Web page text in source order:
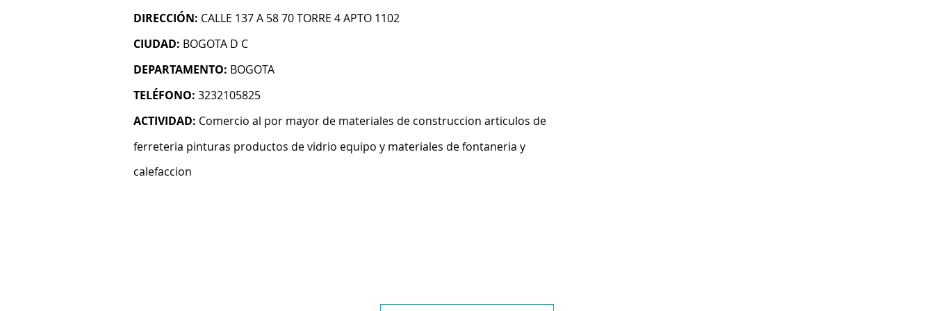
DIRECCIÓN: CALLE 137 A 58 70 TORRE 4 APTO 1102
CIUDAD: BOGOTA D C
DEPARTAMENTO: BOGOTA
TELÉFONO: 3232105825
ACTIVIDAD: Comercio al por mayor de materiales de construccion articulos de
ferreteria pinturas productos de vidrio equipo y materiales de fontaneria y
calefaccion